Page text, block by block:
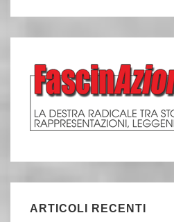
ARTICOLI RECENTI